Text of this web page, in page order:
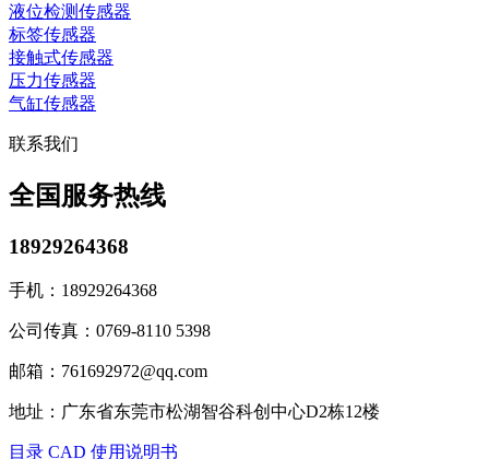
液位检测传感器
标签传感器
接触式传感器
压力传感器
气缸传感器
联系我们
全国服务热线
18929264368
手机： 18929264368
公司传真： 0769-8110 5398
邮箱： 761692972@qq.com
地址： 广东省东莞市松湖智谷科创中心D2栋12楼
目录 CAD 使用说明书